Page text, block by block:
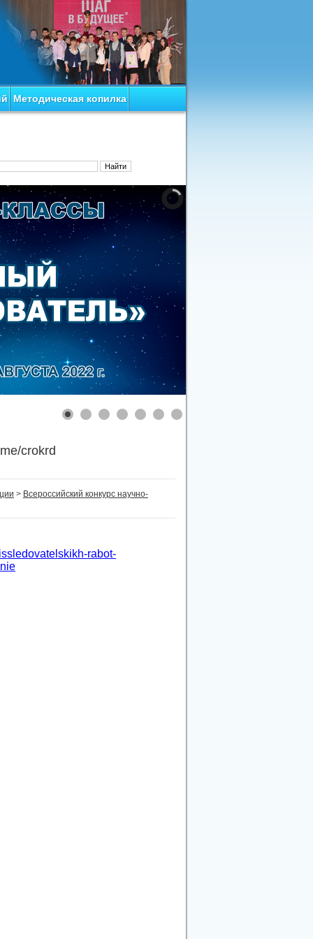
Методическая копилка
crokrd
> Всероссийский конкурс научно-
rabot-